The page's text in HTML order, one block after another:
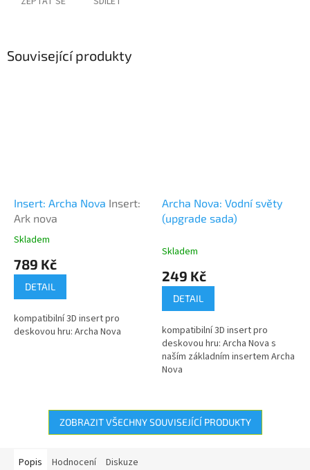
Související produkty
Insert: Archa Nova Insert:
Ark nova
Průměrné
produktu
5
hvězdiček.
Skladem
789 Kč
DETAIL
kompatibilní 3D insert pro
deskovou hru: Archa Nova
Archa Nova: Vodní světy
(upgrade sada)
Skladem
249 Kč
DETAIL
kompatibilní 3D insert pro
deskovou hru: Archa Nova s
naším základním insertem Archa
Nova
ZOBRAZIT VŠECHNY SOUVISEJÍCÍ PRODUKTY
Popis Hodnocení Diskuze